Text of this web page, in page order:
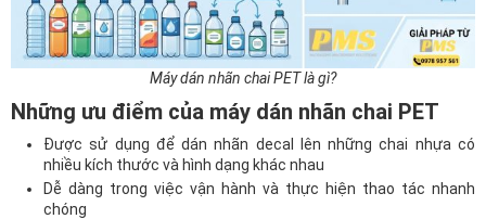
Máy dán nhãn chai PET là gì?
Những ưu điểm của máy dán nhãn chai PET
Được sử dụng để dán nhãn decal lên những chai nhựa có
nhiều kích thước và hình dạng khác nhau
Dễ dàng trong việc vận hành và thực hiện thao tác nhanh
chóng